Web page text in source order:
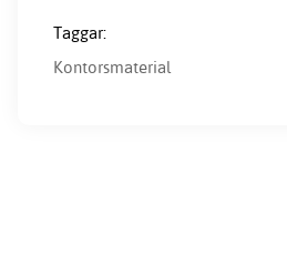
Taggar:
Kontorsmaterial